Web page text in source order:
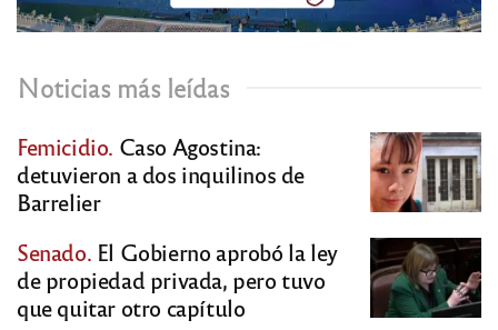
Noticias más leídas
Femicidio. Caso Agostina:
detuvieron a dos inquilinos de
Barrelier
Senado. El Gobierno aprobó la ley
de propiedad privada, pero tuvo
que quitar otro capítulo